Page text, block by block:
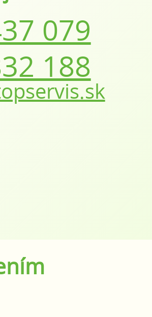
079
188